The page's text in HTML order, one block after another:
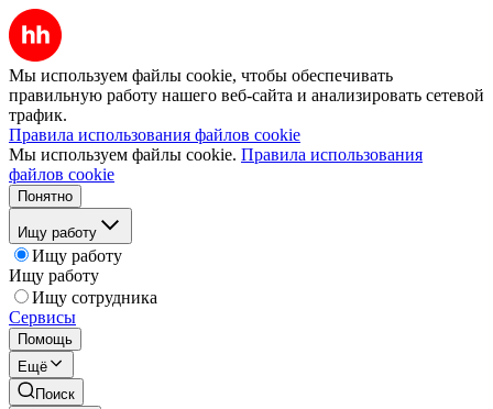
Мы используем файлы cookie, чтобы обеспечивать
правильную работу нашего веб-сайта и анализировать сетевой
трафик.
Правила использования файлов cookie
Мы используем файлы cookie. Правила использования
файлов cookie
Понятно
Ищу работу
Ищу работу
Ищу работу
Ищу сотрудника
Сервисы
Помощь
Ещё
Поиск